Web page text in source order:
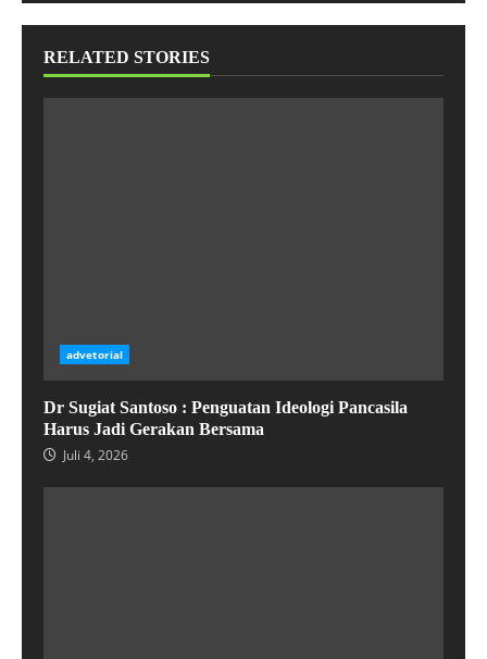
RELATED STORIES
advetorial
Dr Sugiat Santoso : Penguatan Ideologi Pancasila
Harus Jadi Gerakan Bersama
Juli 4, 2026